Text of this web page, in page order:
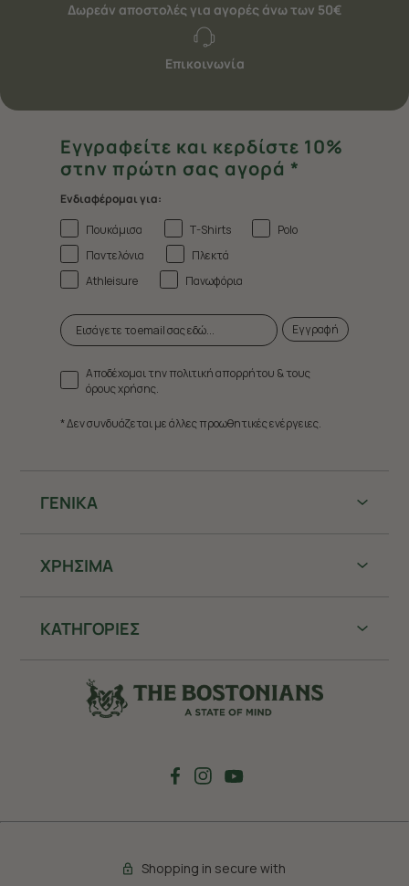
Δωρεάν αποστολές για αγορές άνω των 50€
Επικοινωνία
ΓΕΝΙΚΑ
ΧΡHΣΙΜΑ
ΚΑΤΗΓΟΡΙΕΣ
Εγγραφείτε και κερδίστε 10%
στην πρώτη σας αγορά *
Ενδιαφέρομαι για:
Πουκάμισα
T-Shirts
Polo
Παντελόνια
Πλεκτά
Athleisure
Πανωφόρια
Εγγραφή
Αποδέχομαι την πολιτική απορρήτου & τους
όρους χρήσης.
* Δεν συνδυάζεται με άλλες προωθητικές ενέργειες.
Shopping in secure with